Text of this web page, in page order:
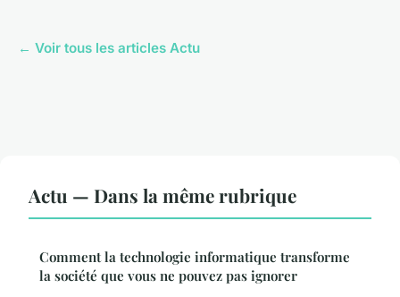
← Voir tous les articles Actu
Actu — Dans la même rubrique
Comment la technologie informatique transforme
la société que vous ne pouvez pas ignorer